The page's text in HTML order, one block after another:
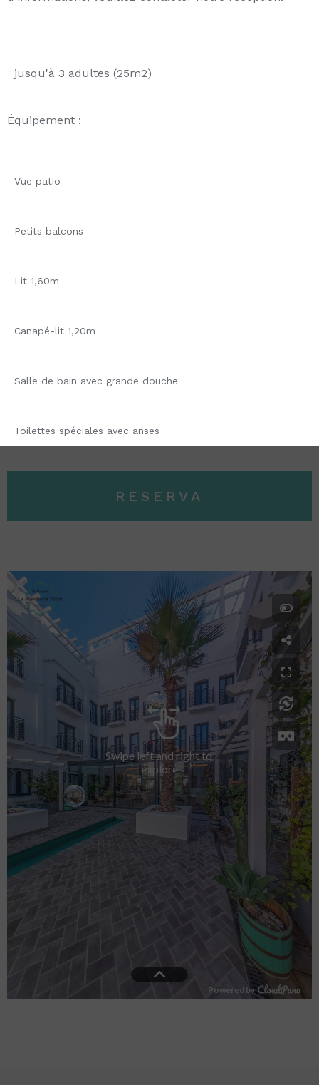
RESERVA
jusqu'à 3 adultes (25m2)
Équipement :
Vue patio
Petits balcons
Lit 1,60m
Canapé-lit 1,20m
Salle de bain avec grande douche
Toilettes spéciales avec anses